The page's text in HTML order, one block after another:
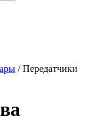
/Передатчики